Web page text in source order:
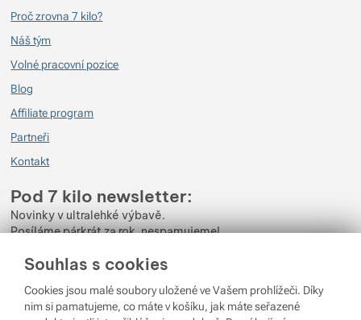
Souhlas s cookies
Cookies jsou malé soubory uložené ve Vašem prohlížeči. Díky
nim si pamatujeme, co máte v košíku, jak máte seřazené
Proč zrovna 7 kilo?
Náš tým
Volné pracovní pozice
Blog
Affiliate program
Partneři
Kontakt
Pod 7 kilo newsletter:
Novinky v ultralehké výbavě.
Posíláme párkrát za rok, nespamujeme!
Zadejte váš e-mail
Odběrem newsletteru souhlasíte se zpracovánímOsobních údajů.